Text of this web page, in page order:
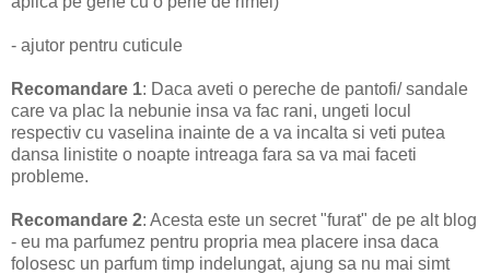
- ajutor pentru cuticule
Recomandare 1: Daca aveti o pereche de pantofi/ sandale
care va plac la nebunie insa va fac rani, ungeti locul
respectiv cu vaselina inainte de a va incalta si veti putea
dansa linistite o noapte intreaga fara sa va mai faceti
probleme.
Recomandare 2: Acesta este un secret "furat" de pe alt blog
- eu ma parfumez pentru propria mea placere insa daca
folosesc un parfum timp indelungat, ajung sa nu mai simt